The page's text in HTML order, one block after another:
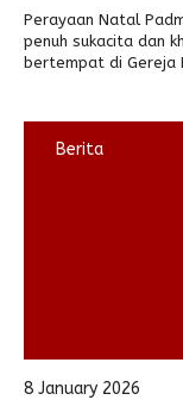
Perayaan Natal
penuh sukacita dan
bertempat di Gereja
Berita
8 January 2026